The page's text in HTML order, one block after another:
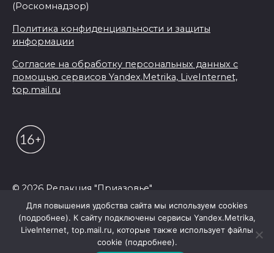
(Роскомнадзор)
Политика конфиденциальности и защиты
информации
Согласие на обработку персональных данных с
помощью сервисов Yandex.Metrika, LiveInternet,
top.mail.ru
© 2026 Редакция "Приазовье"
Для повышения удобства сайта мы используем cookies
(подробнее). К сайту подключены сервисы Yandex.Metrika,
LiveInternet, top.mail.ru, которые также использует файлы
cookie (подробнее).